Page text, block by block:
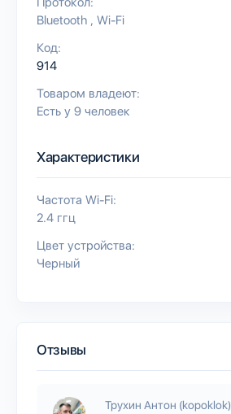
Bluetooth
Wi-Fi
Код:
914
Товаром владеют:
Есть у 9 человек
Характеристики
Частота Wi-Fi:
2.4 ггц
Цвет устройства:
Черный
Отзывы
Трухин Антон (kopoklok)